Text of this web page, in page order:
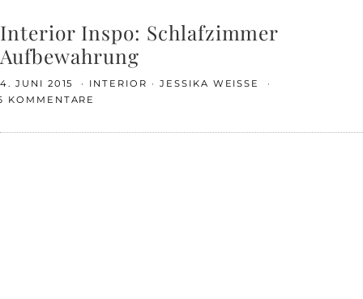
Interior Inspo: Schlafzimmer
Aufbewahrung
4. JUNI 2015 INTERIOR
JESSIKA WEISSE
KOMMENTARE